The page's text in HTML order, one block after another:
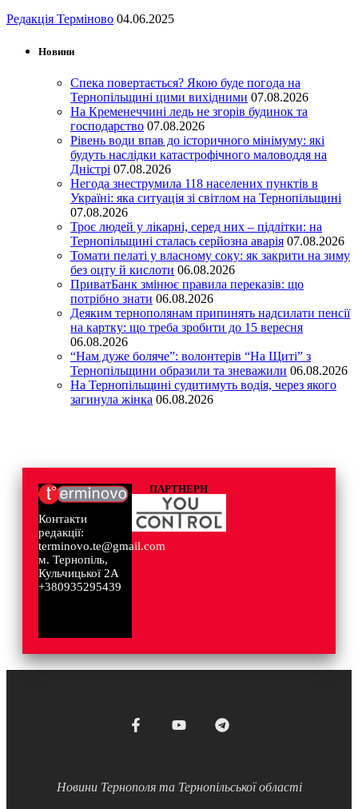
Редакція Терміново 04.06.2025
Новини
Спека повертається? Якою буде погода на
Тернопільщині цими вихідними 07.08.2026
На Кременеччині ледь не згорів будинок та
господарство 07.08.2026
Рівень води впав до історичного мінімуму: які
будуть наслідки катастрофічного маловоддя на
Дністрі 07.08.2026
Негода знеструмила 118 населених пунктів в
Україні: яка ситуація зі світлом на Тернопільщині
07.08.2026
Троє людей у лікарні, серед них – підлітки: на
Тернопільщині сталась серйозна аварія 07.08.2026
Томати пелаті у власному соку: як закрити на зиму
без оцту й кислоти 06.08.2026
ПриватБанк змінює правила переказів: що
потрібно знати 06.08.2026
Деяким тернополянам припинять надсилати пенсії
на картку: що треба зробити до 15 вересня
06.08.2026
“Нам дуже боляче”: волонтерів “На Щиті” з
Тернопільщини образили та зневажили 06.08.2026
На Тернопільщині судитимуть водія, через якого
загинула жінка 06.08.2026
Контакти
редакції:
terminovo.te@gmail.com
м. Тернопіль,
Кульчицької 2А
+380935295439
ПАРТНЕРИ
Новини Тернополя та Тернопільської області